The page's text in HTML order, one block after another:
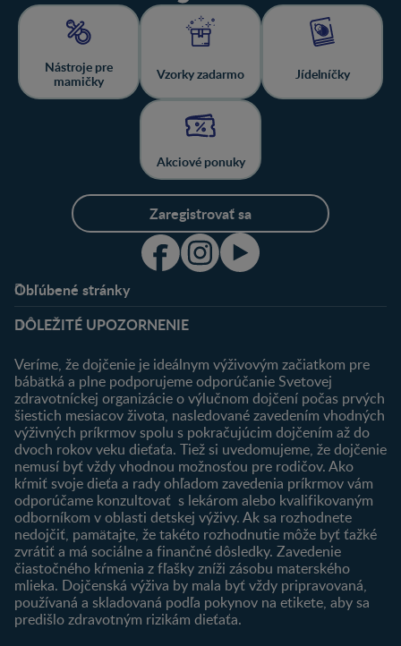
Nástroje pre
mamičky
Vzorky zadarmo Jídelníčky
Akciové ponuky
Zaregistrovať sa
Obľúbené stránky
Výhody členstva
Môj účet
Registrácia
Newsletter
Prihlásenie
Produkty
Nájsť produkt
DÔLEŽITÉ UPOZORNENIE
Veríme, že dojčenie je ideálnym výživovým začiatkom pre
bábätká a plne podporujeme odporúčanie Svetovej
zdravotníckej organizácie o výlučnom dojčení počas prvých
šiestich mesiacov života, nasledované zavedením vhodných
výživných príkrmov spolu s pokračujúcim dojčením až do
dvoch rokov veku dieťaťa. Tiež si uvedomujeme, že dojčenie
nemusí byť vždy vhodnou možnosťou pre rodičov. Ako
kŕmiť svoje dieťa a rady ohľadom zavedenia príkrmov vám
odporúčame konzultovať s lekárom alebo kvalifikovaným
odborníkom v oblasti detskej výživy. Ak sa rozhodnete
nedojčiť, pamätajte, že takéto rozhodnutie môže byť ťažké
zvrátiť a má sociálne a finančné dôsledky. Zavedenie
čiastočného kŕmenia z fľašky zníži zásobu materského
mlieka. Dojčenská výživa by mala byť vždy pripravovaná,
používaná a skladovaná podľa pokynov na etikete, aby sa
predišlo zdravotným rizikám dieťaťa.